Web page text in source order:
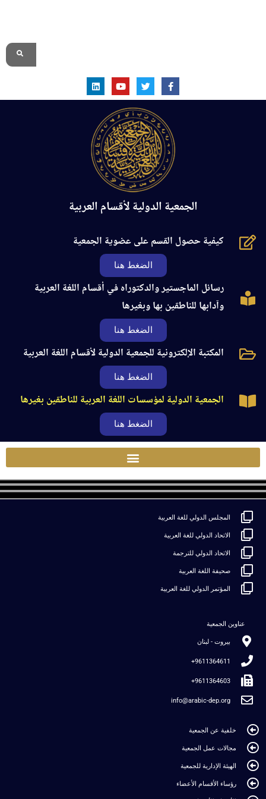
الجمعية الدولية لأقسام العربية
كيفية حصول القسم على عضوية الجمعية
الضغط هنا
رسائل الماجستير والدكتوراه في أقسام اللغة العربية
وآدابها للناطقين بها وبغيرها
الضغط هنا
المكتبة الإلكترونية للجمعية الدولية لأقسام اللغة العربية
الضغط هنا
الجمعية الدولية لمؤسسات اللغة العربية للناطقين بغيرها
الضغط هنا
المجلس الدولي للغة العربية
الاتحاد الدولي للغة العربية
الاتحاد الدولي للترجمة
صحيفة اللغة العربية
المؤتمر الدولي للغة العربية
عناوين الجمعية
بيروت - لبنان
9611364611+
9611364603+
info@arabic-dep.org
خلفية عن الجمعية
مجالات عمل الجمعية
الهيئة الإدارية للجمعية
رؤساء الأقسام الأعضاء